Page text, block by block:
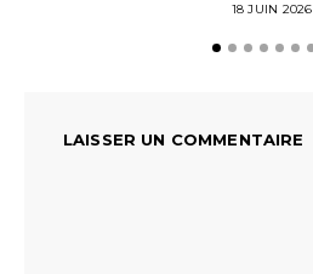
18 JUIN 2026
LAISSER UN COMMENTAIRE